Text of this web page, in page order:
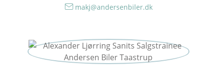
makj@andersenbiler.dk